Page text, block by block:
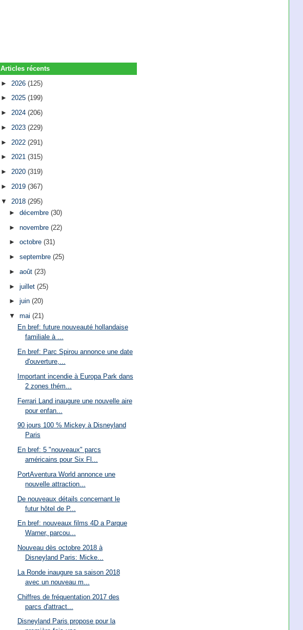
Articles récents
► 2026(125)
►2025(199)
►2024(206)
► 2023(229)
► 2022(291)
►2021(315)
►2020(319)
► 2019(367)
▼ 2018(295)
► décembre (30)
► novembre (22)
► octobre (31)
► septembre (25)
► août (23)
► juillet (25)
► juin (20)
▼ mai (21)
En bref: future nouveauté hollandaise
familiale à ...
En bref: Parc Spirou annonce une date
d'ouverture,...
Important incendie à Europa Park dans
2 zones thém...
Ferrari Land inaugure une nouvelle aire
pour enfan...
90 jours 100 % Mickey à Disneyland
Paris
En bref: 5 "nouveaux" parcs
américains pour Six Fl...
PortAventura World annonce une
nouvelle attraction...
De nouveaux détails concernant le
futur hôtel de P...
En bref: nouveaux films 4D a Parque
Warner, parcou...
Nouveau dès octobre 2018 à
Disneyland Paris: Micke...
La Ronde inaugure sa saison 2018
avec un nouveau m...
Chiffres de fréquentation 2017 des
parcs d'attract...
Disneyland Paris propose pour la